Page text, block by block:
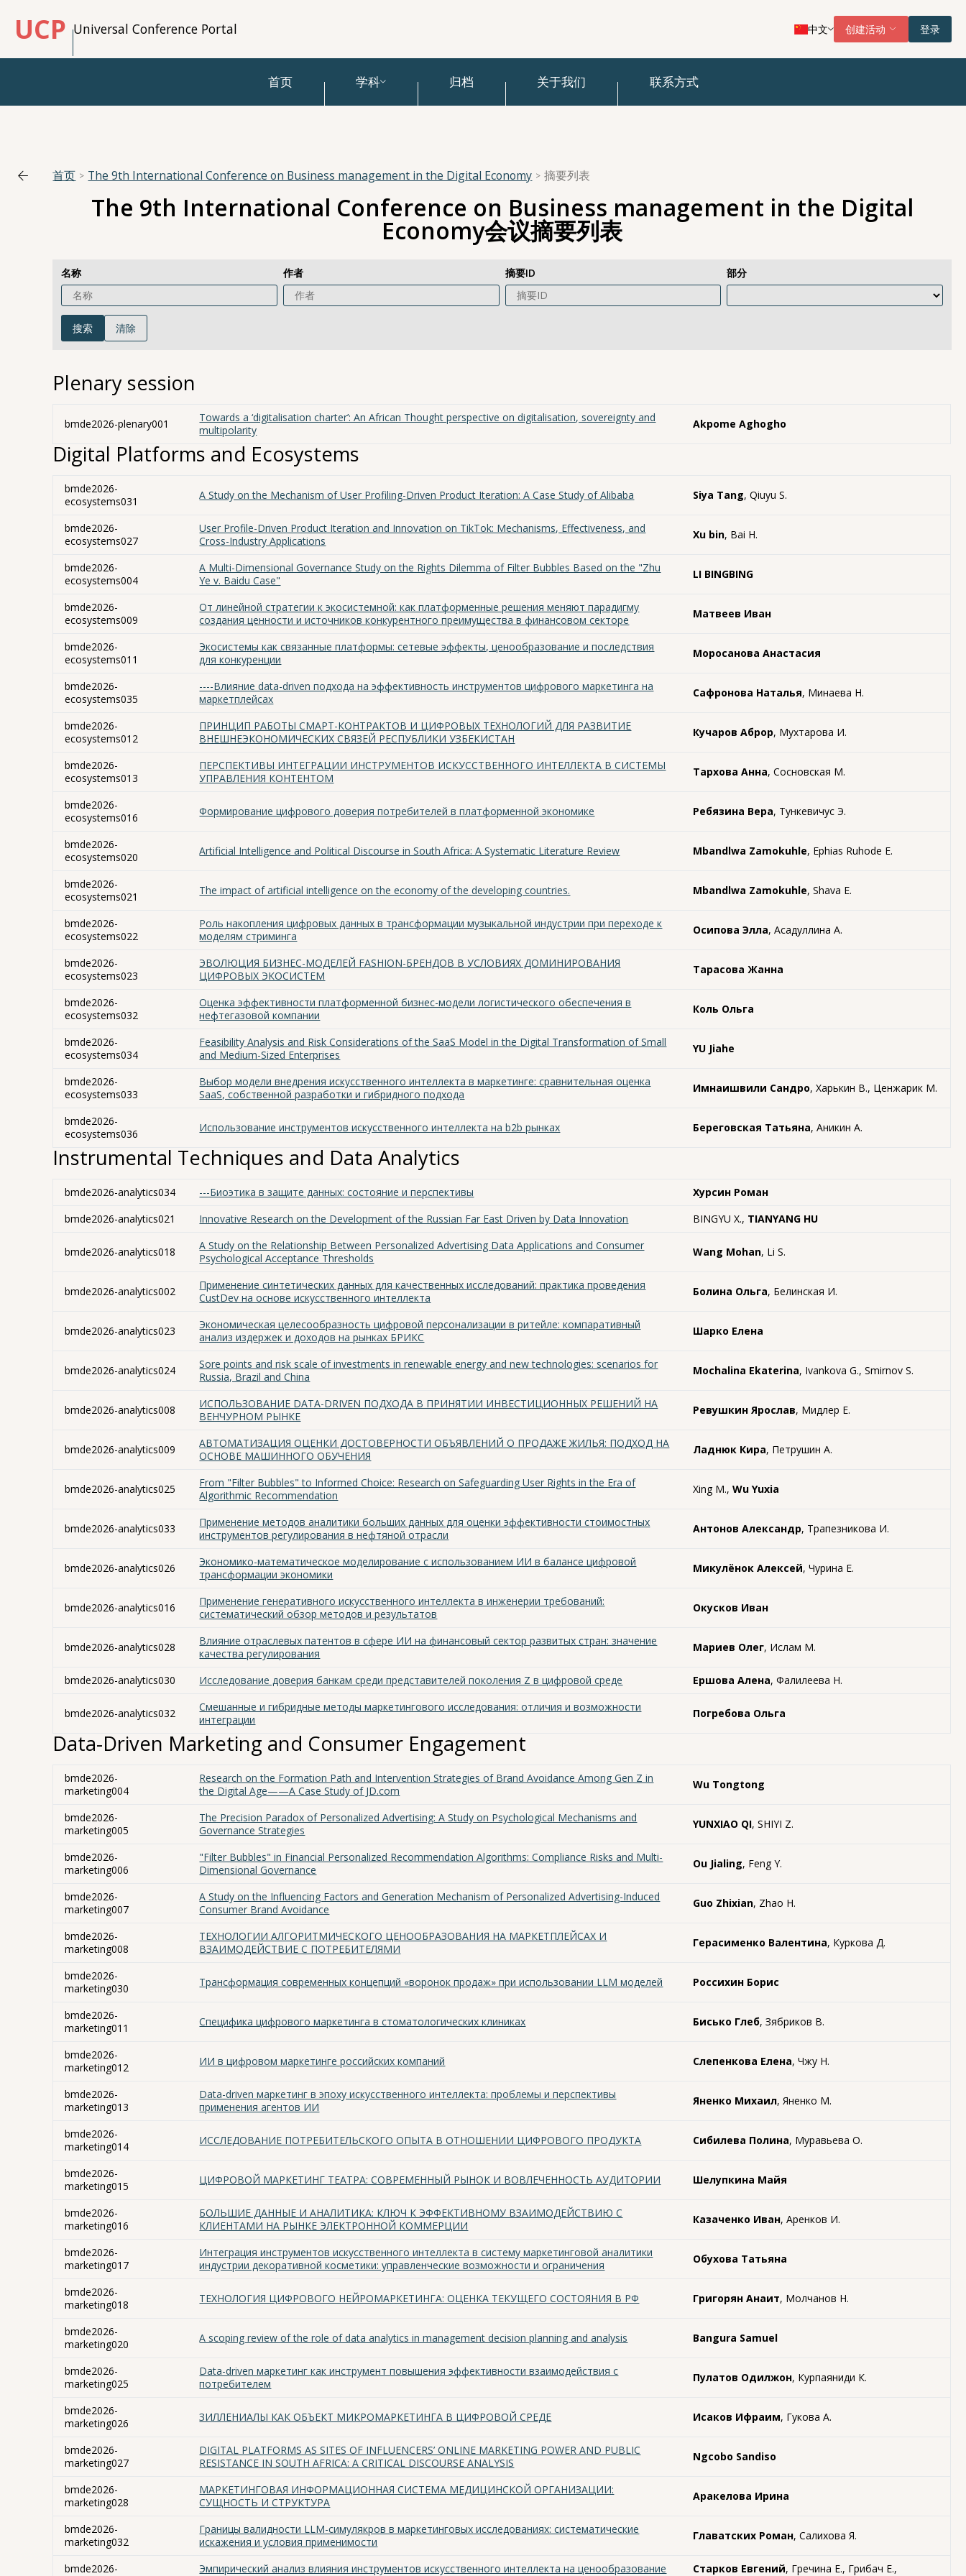
UCP Universal Conference Portal 中文 创建活动 登录
首页 学科 归档 关于我们 联系方式
首页 The 9th International Conference on Business management in the Digital Economy 摘要列表
The 9th International Conference on Business management in the Digital
Economy会议摘要列表
名称 作者 摘要ID 部分
搜索 清除
Plenary session
bmde2026-plenary001
Towards a ‘digitalisation charter’: An African Thought perspective on digitalisation, sovereignty and
multipolarity
Akpome Aghogho
Digital Platforms and Ecosystems
bmde2026-
ecosystems031
A Study on the Mechanism of User Profiling-Driven Product Iteration: A Case Study of Alibaba Siya Tang, Qiuyu S.
bmde2026-
ecosystems027
User Profile-Driven Product Iteration and Innovation on TikTok: Mechanisms, Effectiveness, and
Cross-Industry Applications
Xu bin, Bai H.
bmde2026-
ecosystems004
A Multi-Dimensional Governance Study on the Rights Dilemma of Filter Bubbles Based on the "Zhu
Ye v. Baidu Case"
LI BINGBING
bmde2026-
ecosystems009
От линейной стратегии к экосистемной: как платформенные решения меняют парадигму
создания ценности и источников конкурентного преимущества в финансовом секторе
Матвеев Иван
bmde2026-
ecosystems011
Экосистемы как связанные платформы: сетевые эффекты, ценообразование и последствия
для конкуренции
Моросанова Анастасия
bmde2026-
ecosystems035
----Влияние data-driven подхода на эффективность инструментов цифрового маркетинга на
маркетплейсах
Сафронова Наталья, Минаева Н.
bmde2026-
ecosystems012
ПРИНЦИП РАБОТЫ СМАРТ-КОНТРАКТОВ И ЦИФРОВЫХ ТЕХНОЛОГИЙ ДЛЯ РАЗВИТИЕ
ВНЕШНЕЭКОНОМИЧЕСКИХ СВЯЗЕЙ РЕСПУБЛИКИ УЗБЕКИСТАН
Кучаров Аброр, Мухтарова И.
bmde2026-
ecosystems013
ПЕРСПЕКТИВЫ ИНТЕГРАЦИИ ИНСТРУМЕНТОВ ИСКУССТВЕННОГО ИНТЕЛЛЕКТА В СИСТЕМЫ
УПРАВЛЕНИЯ КОНТЕНТОМ
Тархова Анна, Сосновская М.
bmde2026-
ecosystems016
Формирование цифрового доверия потребителей в платформенной экономике Ребязина Вера, Тункевичус Э.
bmde2026-
ecosystems020
Artificial Intelligence and Political Discourse in South Africa: A Systematic Literature Review Mbandlwa Zamokuhle, Ephias Ruhode E.
bmde2026-
ecosystems021
The impact of artificial intelligence on the economy of the developing countries. Mbandlwa Zamokuhle, Shava E.
bmde2026-
ecosystems022
Роль накопления цифровых данных в трансформации музыкальной индустрии при переходе к
моделям стриминга
Осипова Элла, Асадуллина А.
bmde2026-
ecosystems023
ЭВОЛЮЦИЯ БИЗНЕС-МОДЕЛЕЙ FASHION-БРЕНДОВ В УСЛОВИЯХ ДОМИНИРОВАНИЯ
ЦИФРОВЫХ ЭКОСИСТЕМ
Тарасова Жанна
bmde2026-
ecosystems032
Оценка эффективности платформенной бизнес-модели логистического обеспечения в
нефтегазовой компании
Коль Ольга
bmde2026-
ecosystems034
Feasibility Analysis and Risk Considerations of the SaaS Model in the Digital Transformation of Small
and Medium-Sized Enterprises
YU Jiahe
bmde2026-
ecosystems033
Выбор модели внедрения искусственного интеллекта в маркетинге: сравнительная оценка
SaaS, собственной разработки и гибридного подхода
Имнаишвили Сандро, Харькин В., Ценжарик М.
bmde2026-
ecosystems036
Использование инструментов искусственного интеллекта на b2b рынках Береговская Татьяна, Аникин А.
Instrumental Techniques and Data Analytics
bmde2026-analytics034 ---Биоэтика в защите данных: состояние и перспективы
Хурсин Роман
bmde2026-analytics021
Innovative Research on the Development of the Russian Far East Driven by Data Innovation BINGYU X., TIANYANG HU
bmde2026-analytics018
A Study on the Relationship Between Personalized Advertising Data Applications and Consumer
Psychological Acceptance Thresholds
Wang Mohan, Li S.
bmde2026-analytics002
Применение синтетических данных для качественных исследований: практика проведения
CustDev на основе искусственного интеллекта
Болина Ольга, Белинская И.
bmde2026-analytics023
Экономическая целесообразность цифровой персонализации в ритейле: компаративный
анализ издержек и доходов на рынках БРИКС
Шарко Елена
bmde2026-analytics024
Sore points and risk scale of investments in renewable energy and new technologies: scenarios for
Russia, Brazil and China
Mochalina Ekaterina, Ivankova G., Smirnov S.
bmde2026-analytics008
ИСПОЛЬЗОВАНИЕ DATA-DRIVEN ПОДХОДА В ПРИНЯТИИ ИНВЕСТИЦИОННЫХ РЕШЕНИЙ НА
ВЕНЧУРНОМ РЫНКЕ
Ревушкин Ярослав, Мидлер Е.
bmde2026-analytics009
АВТОМАТИЗАЦИЯ ОЦЕНКИ ДОСТОВЕРНОСТИ ОБЪЯВЛЕНИЙ О ПРОДАЖЕ ЖИЛЬЯ: ПОДХОД НА
ОСНОВЕ МАШИННОГО ОБУЧЕНИЯ
Ладнюк Кира, Петрушин А.
bmde2026-analytics025
From "Filter Bubbles" to Informed Choice: Research on Safeguarding User Rights in the Era of
Algorithmic Recommendation
Xing M.,Wu Yuxia
bmde2026-analytics033
Применение методов аналитики больших данных для оценки эффективности стоимостных
инструментов регулирования в нефтяной отрасли
Антонов Александр, Трапезникова И.
bmde2026-analytics026
Экономико-математическое моделирование с использованием ИИ в балансе цифровой
трансформации экономики
Микулёнок Алексей, Чурина Е.
bmde2026-analytics016
Применение генеративного искусственного интеллекта в инженерии требований:
систематический обзор методов и результатов
Окусков Иван
bmde2026-analytics028
Влияние отраслевых патентов в сфере ИИ на финансовый сектор развитых стран: значение
качества регулирования
Мариев Олег, Ислам М.
bmde2026-analytics030 Исследование доверия банкам среди представителей поколения Z в цифровой среде Ершова Алена, Фалилеева Н.
bmde2026-analytics032
Смешанные и гибридные методы маркетингового исследования: отличия и возможности
интеграции
Погребова Ольга
Data-Driven Marketing and Consumer Engagement
bmde2026-
marketing004
Research on the Formation Path and Intervention Strategies of Brand Avoidance Among Gen Z in
the Digital Age——A Case Study of JD.com
Wu Tongtong
bmde2026-
marketing005
The Precision Paradox of Personalized Advertising: A Study on Psychological Mechanisms and
Governance Strategies
YUNXIAO QI, SHIYI Z.
bmde2026-
marketing006
"Filter Bubbles" in Financial Personalized Recommendation Algorithms: Compliance Risks and Multi-
Dimensional Governance
Ou Jialing, Feng Y.
bmde2026-
marketing007
A Study on the Influencing Factors and Generation Mechanism of Personalized Advertising-Induced
Consumer Brand Avoidance
Guo Zhixian, Zhao H.
bmde2026-
marketing008
ТЕХНОЛОГИИ АЛГОРИТМИЧЕСКОГО ЦЕНООБРАЗОВАНИЯ НА МАРКЕТПЛЕЙСАХ И
ВЗАИМОДЕЙСТВИЕ С ПОТРЕБИТЕЛЯМИ
Герасименко Валентина, Куркова Д.
bmde2026-
marketing030
Трансформация современных концепций «воронок продаж» при использовании LLM моделей Россихин Борис
bmde2026-
marketing011
Специфика цифрового маркетинга в стоматологических клиниках Бисько Глеб, Зябриков В.
bmde2026-
marketing012
ИИ в цифровом маркетинге российских компаний Слепенкова Елена, Чжу Н.
bmde2026-
marketing013
Data-driven маркетинг в эпоху искусственного интеллекта: проблемы и перспективы
применения агентов ИИ
Яненко Михаил, Яненко М.
bmde2026-
marketing014
ИССЛЕДОВАНИЕ ПОТРЕБИТЕЛЬСКОГО ОПЫТА В ОТНОШЕНИИ ЦИФРОВОГО ПРОДУКТА Сибилева Полина, Муравьева О.
bmde2026-
marketing015
ЦИФРОВОЙ МАРКЕТИНГ ТЕАТРА: СОВРЕМЕННЫЙ РЫНОК И ВОВЛЕЧЕННОСТЬ АУДИТОРИИ Шелупкина Майя
bmde2026-
marketing016
БОЛЬШИЕ ДАННЫЕ И АНАЛИТИКА: КЛЮЧ К ЭФФЕКТИВНОМУ ВЗАИМОДЕЙСТВИЮ С
КЛИЕНТАМИ НА РЫНКЕ ЭЛЕКТРОННОЙ КОММЕРЦИИ
Казаченко Иван, Аренков И.
bmde2026-
marketing017
Интеграция инструментов искусственного интеллекта в систему маркетинговой аналитики
индустрии декоративной косметики: управленческие возможности и ограничения
Обухова Татьяна
bmde2026-
marketing018
ТЕХНОЛОГИЯ ЦИФРОВОГО НЕЙРОМАРКЕТИНГА: ОЦЕНКА ТЕКУЩЕГО СОСТОЯНИЯ В РФ Григорян Анаит, Молчанов Н.
bmde2026-
marketing020
A scoping review of the role of data analytics in management decision planning and analysis Bangura Samuel
bmde2026-
marketing025
Data-driven маркетинг как инструмент повышения эффективности взаимодействия с
потребителем
Пулатов Одилжон, Курпаяниди К.
bmde2026-
marketing026
ЗИЛЛЕНИАЛЫ КАК ОБЪЕКТ МИКРОМАРКЕТИНГА В ЦИФРОВОЙ СРЕДЕ Исаков Ифраим, Гукова А.
bmde2026-
marketing027
DIGITAL PLATFORMS AS SITES OF INFLUENCERS’ ONLINE MARKETING POWER AND PUBLIC
RESISTANCE IN SOUTH AFRICA: A CRITICAL DISCOURSE ANALYSIS
Ngcobo Sandiso
bmde2026-
marketing028
МАРКЕТИНГОВАЯ ИНФОРМАЦИОННАЯ СИСТЕМА МЕДИЦИНСКОЙ ОРГАНИЗАЦИИ:
СУЩНОСТЬ И СТРУКТУРА
Аракелова Ирина
bmde2026-
marketing032
Границы валидности LLM-симулякров в маркетинговых исследованиях: систематические
искажения и условия применимости
Главатских Роман, Салихова Я.
bmde2026-
Эмпирический анализ влияния инструментов искусственного интеллекта на ценообразование
Старков Евгений, Гречина Е., Грибач Е.,